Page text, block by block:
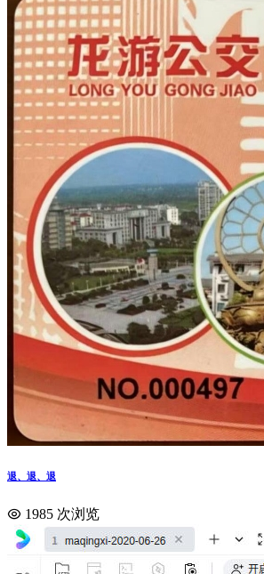
退、退、退
1985 次浏览